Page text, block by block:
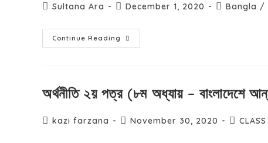
Sultana Ara December 1, 2020 Bangla /
Continue Reading
অর্থনীতি ২য় পত্র (৮ম অধ্যায় – বাংলাদেশে
kazi farzana November 30, 2020 CLASS